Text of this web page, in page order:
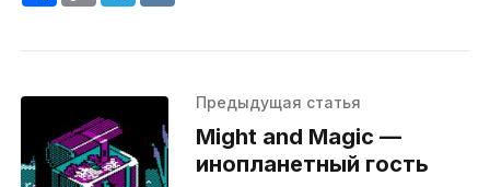
Предыдущая статья
Might and Magic —
инопланетный гость